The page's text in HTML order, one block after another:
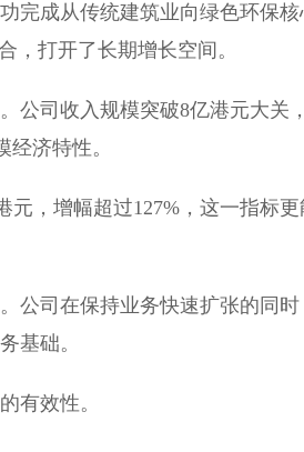
完成从传统建筑业向绿色环保核
，打开了长期增长空间。
公司收入规模突破8亿港元大关，
济特性。
元，增幅超过127%，这一指标更
公司在保持业务快速扩张的同时
基础。
有效性。